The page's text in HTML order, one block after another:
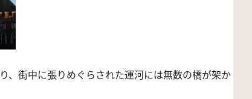
、街中に張りめぐらされた運河には無数の橋が架か